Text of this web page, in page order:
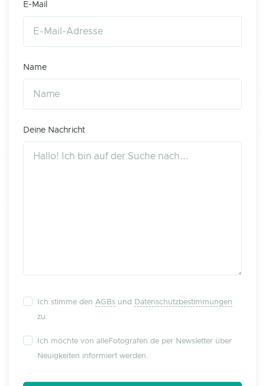
E-Mail
Name
Deine Nachricht
Ich stimme den AGBs und
Datenschutzbestimmungen
zu.
Ich möchte von alleFotografen.de per Newsletter über
Neuigkeiten informiert werden.